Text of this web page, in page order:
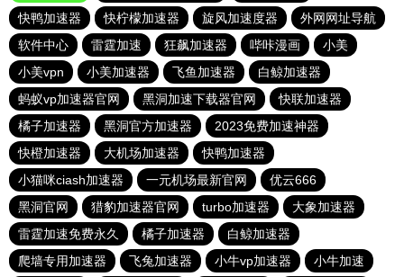
快鸭加速器
快柠檬加速器 旋风加速度器
外网网址导航
软件中心
雷霆加速 狂飙加速器 哔咔漫画
小美
小美vpn
小美加速器 飞鱼加速器
白鲸加速器
蚂蚁vp加速器官网
黑洞加速下载器官网
快联加速器
橘子加速器
黑洞官方加速器
2023免费加速神器
快橙加速器
大机场加速器
快鸭加速器
小猫咪ciash加速器
一元机场最新官网
优云666
黑洞官网
猎豹加速器官网 turbo加速器
大象加速器
雷霆加速免费永久
橘子加速器
白鲸加速器
爬墙专用加速器
飞兔加速器 小牛vp加速器 小牛加速